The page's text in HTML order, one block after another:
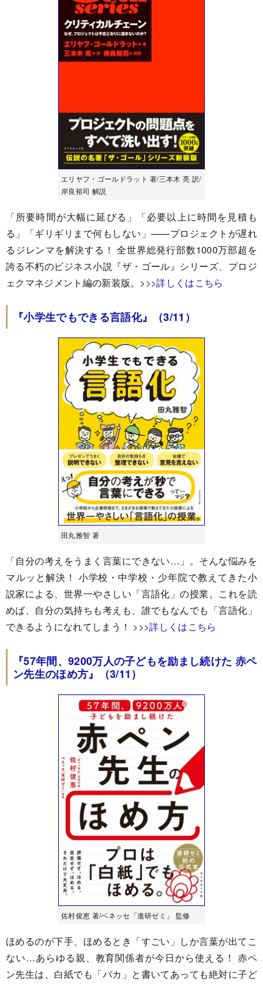
エリヤフ・ゴールドラット 著/三本木 亮 訳/
岸良裕司 解説
「所要時間が大幅に延びる」「必要以上に時間を見積も
る」「ギリギリまで何もしない」――プロジェクトが遅れ
るジレンマを解決する！ 全世界総発行部数1000万部超を
誇る不朽のビジネス小説『ザ・ゴール』シリーズ、プロジ
ェクマネジメント編の新装版。 >>>詳しくはこちら
『小学生でもできる言語化』（3/11）
田丸雅智 著
「自分の考えをうまく言葉にできない…」。そんな悩みを
マルッと解決！ 小学校・中学校・少年院で教えてきた小
説家による、世界一やさしい「言語化」の授業。これを読
めば、自分の気持ちも考えも、誰でもなんでも「言語化」
できるようになれてしまう！ >>>詳しくはこちら
『57年間、9200万人の子どもを励まし続けた 赤ペ
ン先生のほめ方』（3/11）
佐村俊恵 著/ベネッセ「進研ゼミ」 監修
ほめるのが下手、ほめるとき「すごい」しか言葉が出てこ
ない…あらゆる親、教育関係者が今日から使える！ 赤ペ
ン先生は、白紙でも「バカ」と書いてあっても絶対に子ど